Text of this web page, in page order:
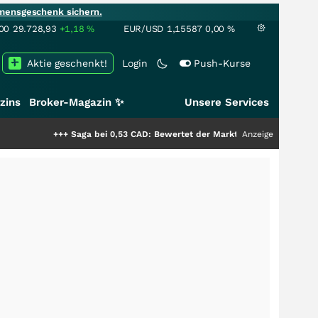
sichern.
29.728,93 +1,18% EUR/USD 1,15587 0,00 %
Login Push-Kurse
Aktie geschenkt!
Broker-Magazin ✨ Unsere Services
Saga bei 0,53 CAD: Bewertet der Markt noch immer nur die Hälfte
Anzeige